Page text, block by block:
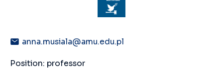
anna.musiala@amu.edu.pl
Position: professor